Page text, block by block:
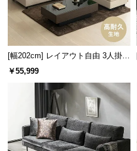
商
の
配
に
開
[幅202cm] レイアウト自由 3人掛け
カウチソファ 傷に強いペット対応
￥55,999